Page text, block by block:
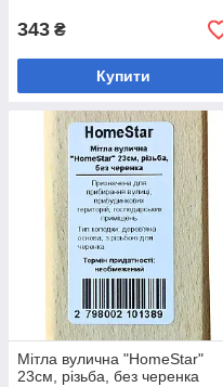
343 ₴
Купити
Мітла вулична "HomeStar"
23см, різьба, без черенка